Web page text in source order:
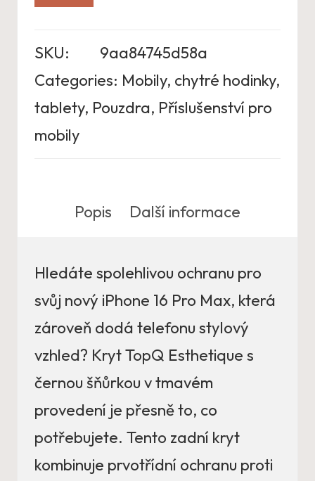
SKU:
9aa84745d58a
Categories: Mobily, chytré hodinky,
tablety, Pouzdra, Příslušenství pro
mobily
Popis Další informace
Hledáte spolehlivou ochranu pro
svůj nový iPhone 16 Pro Max, která
zároveň dodá telefonu stylový
vzhled? Kryt TopQ Esthetique s
černou šňůrkou v tmavém
provedení je přesně to, co
potřebujete. Tento zadní kryt
kombinuje prvotřídní ochranu proti